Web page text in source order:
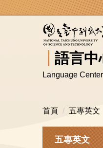
跳
語言中
Language Center
首頁 五專英文
五專英文